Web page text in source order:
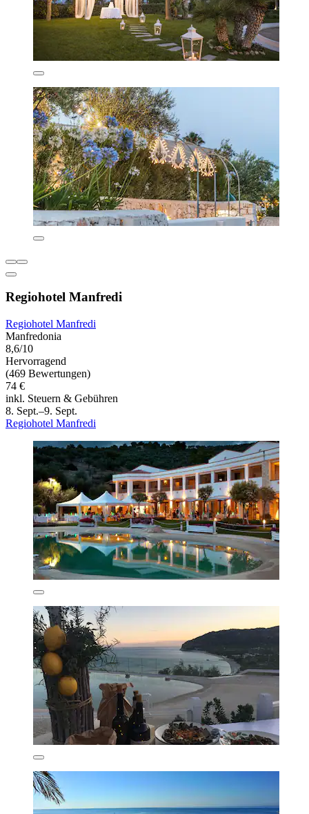
Regiohotel Manfredi
Regiohotel Manfredi
Manfredonia
8,6/10
Hervorragend
(469 Bewertungen)
74 €
inkl. Steuern & Gebühren
8. Sept.–9. Sept.
Regiohotel Manfredi